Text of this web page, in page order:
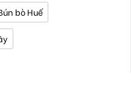
bò Huế